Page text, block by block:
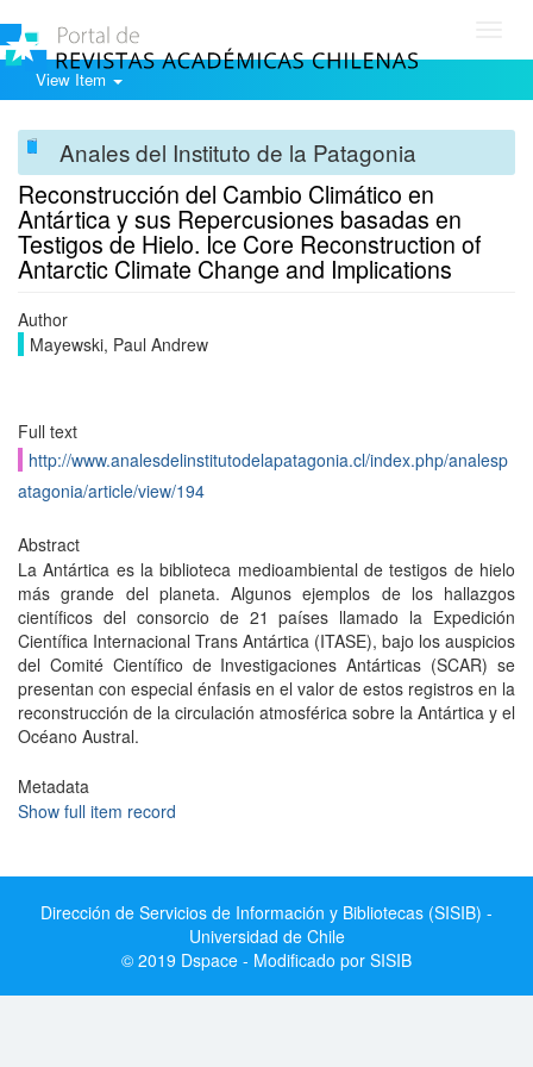
View Item
Anales del Instituto de la Patagonia
Reconstrucción del Cambio Climático en
Antártica y sus Repercusiones basadas en
Testigos de Hielo. Ice Core Reconstruction of
Antarctic Climate Change and Implications
Author
Mayewski, Paul Andrew
Full text
http://www.analesdelinstitutodelapatagonia.cl/index.php/analesp
atagonia/article/view/194
Abstract
La Antártica es la biblioteca medioambiental de testigos de hielo
más grande del planeta. Algunos ejemplos de los hallazgos
científicos del consorcio de 21 países llamado la Expedición
Científica Internacional Trans Antártica (ITASE), bajo los auspicios
del Comité Científico de Investigaciones Antárticas (SCAR) se
presentan con especial énfasis en el valor de estos registros en la
reconstrucción de la circulación atmosférica sobre la Antártica y el
Océano Austral.
Metadata
Show full item record
Dirección de Servicios de Información y Bibliotecas (SISIB) -
Universidad de Chile
© 2019 Dspace - Modificado por SISIB